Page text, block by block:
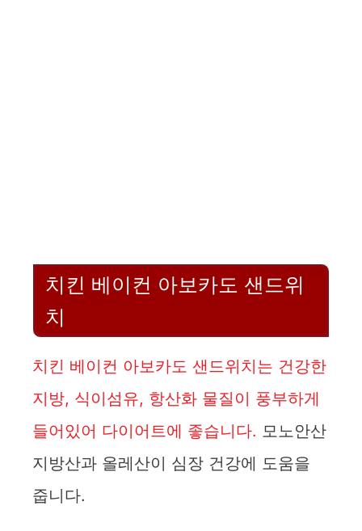
치킨 베이컨 아보카도 샌드위
치
치킨 베이컨 아보카도 샌드위치는 건강한
지방, 식이섬유, 항산화 물질이 풍부하게
들어있어 다이어트에 좋습니다. 모노안산
지방산과 올레산이 심장 건강에 도움을
줍니다.